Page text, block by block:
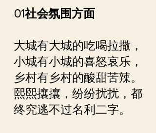
01社会氛围方面
大城有大城的吃喝拉撒，
小城有小城的喜怒哀乐，
乡村有乡村的酸甜苦辣。
熙熙攘攘，纷纷扰扰，都
终究逃不过名利二字。